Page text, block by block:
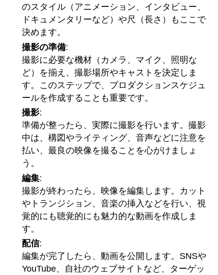
のスタイル（アニメーション、インタビュー、
ドキュメンタリーなど）や尺（長さ）もここで
決めます。
撮影の準備:
撮影に必要な機材（カメラ、マイク、照明な
ど）を揃え、撮影場所やキャストを決定しま
す。このステップで、プロダクションスケジュ
ールを作成することも重要です。
撮影:
準備が整ったら、実際に撮影を行います。撮影
中は、構図やライティング、音声などに注意を
払い、最良の映像を撮ることを心がけましょ
う。
編集:
撮影が終わったら、映像を編集します。カット
やトランジション、音楽の挿入などを行い、視
覚的にも聴覚的にも魅力的な動画を作成しま
す。
配信:
編集が完了したら、動画を公開します。SNSや
YouTube、自社のウェブサイトなど、ターゲッ